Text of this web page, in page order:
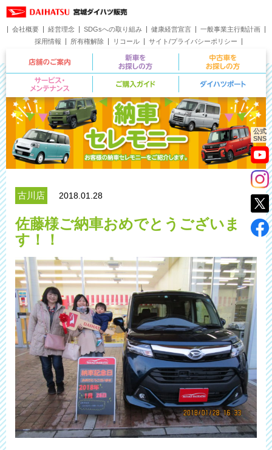
公式
SNS
会社概要 経営理念 SDGsへの取り組み 健康経営宣言
一般事業主行動計画
採用情報
所有権解除 リコール
サイト/プライバシーポリシー
お問い合わせ
店舗のご案内 新車をお探しの方
サービス・メンテナンス ご購入ガイド
古川店 2018.01.28
佐藤様ご納車おめでとうございま
す！！